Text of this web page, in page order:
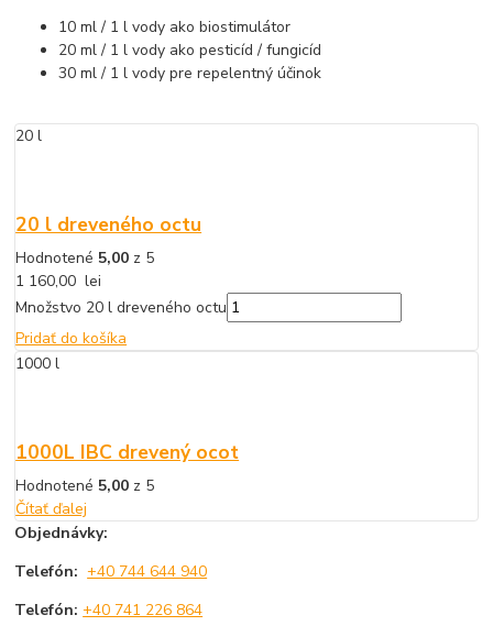
10 ml / 1 l vody ako biostimulátor
20 ml / 1 l vody ako pesticíd / fungicíd
30 ml / 1 l vody pre repelentný účinok
20 l
20 l dreveného octu
Hodnotené 5,00 z 5
1 160,00lei
Množstvo 20 l dreveného octu
Pridať do košíka
1000 l
1000L IBC drevený ocot
Hodnotené 5,00 z 5
Čítať ďalej
Objednávky:
Telefón: +40 744 644 940
Telefón:+40 741 226 864